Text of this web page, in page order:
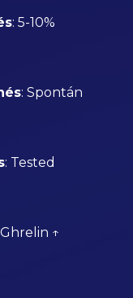
: 5-10%
: Spontán
: Tested
↑